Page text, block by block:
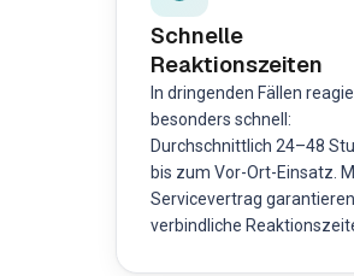
Schnelle
Reaktionszeiten
In dringenden Fällen
besonders schnell:
Durchschnittlich 24–48
bis zum Vor-Ort-Einsatz.
Servicevertrag
verbindliche